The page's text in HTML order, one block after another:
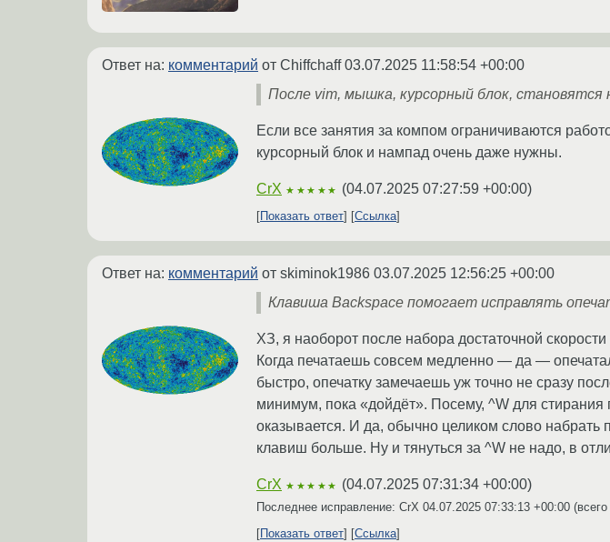
Ответ на: комментарий от Chiffchaff03.07.2025 11:58:54 +00:00
После vim, мышка, курсорный блок, становятся
Если все занятия за компом ограничиваются
курсорный блок и нампад очень даже нужны.
CrX ★★★★★ (04.07.2025 07:27:59 +00:00)
Показать ответ Ссылка
Ответ на: комментарий от skiminok1986 03.07.2025 12:56:25 +00:00
Клавиша Backspace помогает исправлять
ХЗ, я наоборот после набора достаточной
Когда печатаешь совсем медленно — да —
быстро, опечатку замечаешь уж точно не сразу
минимум, пока «дойдёт». Посему, ^W для стирания
оказывается. И да, обычно целиком слово
клавиш больше. Ну и тянуться за ^W не надо, в
CrX ★★★★★ (04.07.2025 07:31:34 +00:00)
Последнее исправление: CrX 04.07.2025 07:33:13 +00:00 (всего
Показать ответ
Ссылка